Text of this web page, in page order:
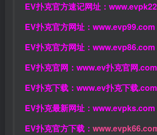
EV扑克官方速记网址：
EV扑克官方网址： www.evp99.com
EV扑克官方网址： www.evp86.com
EV扑克官网： www.ev扑克官网.com
EV扑克下载： www.ev扑克下载.com
EV扑克最新网址： www.evpks.com
EV扑克官方下载：